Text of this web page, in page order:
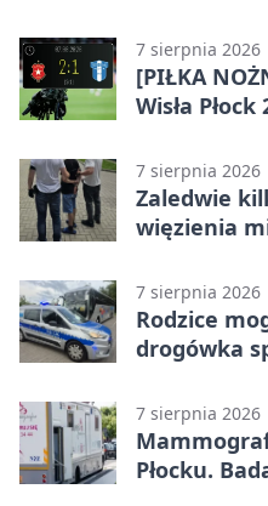
7 sierpnia 2026
[PIŁKA
Wisła Płock
7 sierpnia 2026
Zaledwie
więzienia
7 sierpnia 2026
Rodzice
drogówka
7 sierpnia 2026
Płocku.